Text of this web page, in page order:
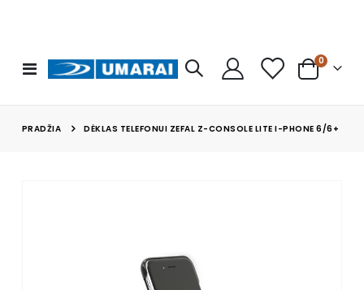
Toggle
Nav
Cart
0prekės
PRADŽIA DĖKLAS TELEFONUI ZEFAL Z-CONSOLE LITE I-PHONE 6/6+